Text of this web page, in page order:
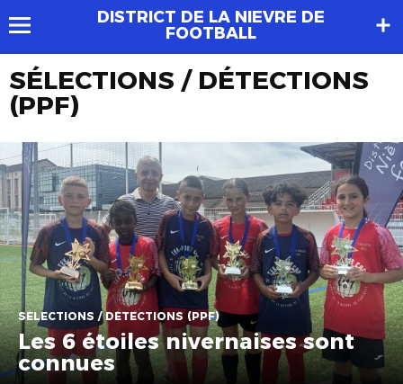
DISTRICT DE LA NIEVRE DE
FOOTBALL
SÉLECTIONS / DÉTECTIONS
(PPF)
SÉLECTIONS / DÉTECTIONS (PPF)
Les 6 étoiles nivernaises sont
connues